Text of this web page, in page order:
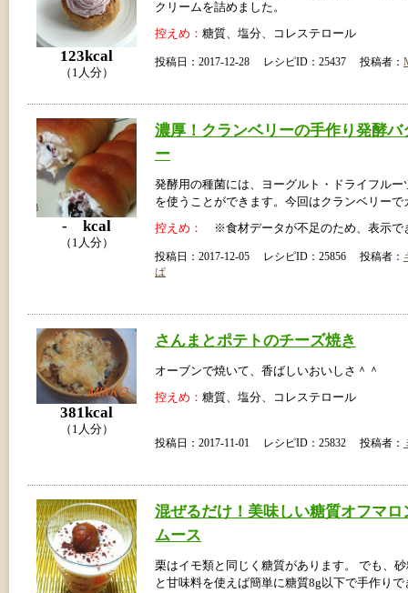
123kcal
（1人分）
クリームを詰めました。
控えめ： 糖質、塩分、コレステロール
投稿日：2017-12-28 レシピID：25437 投稿者：
- kcal
（1人分）
濃厚！クランベリーの手作り発酵バ
ー
発酵用の種菌には、ヨーグルト・ドライフルー
を使うことができます。今回はクランベリーで
控えめ： ※食材データが不足のため、表示で
投稿日：2017-12-05 レシピID：25856 投稿者：
ぱ
381kcal
（1人分）
さんまとポテトのチーズ焼き
オーブンで焼いて、香ばしいおいしさ＾＾
控えめ： 糖質、塩分、コレステロール
投稿日：2017-11-01 レシピID：25832 投稿者：
混ぜるだけ！美味しい糖質オフマロ
ムース
栗はイモ類と同じく糖質があります。 でも、
と甘味料を使えば簡単に糖質8g以下で手作りで